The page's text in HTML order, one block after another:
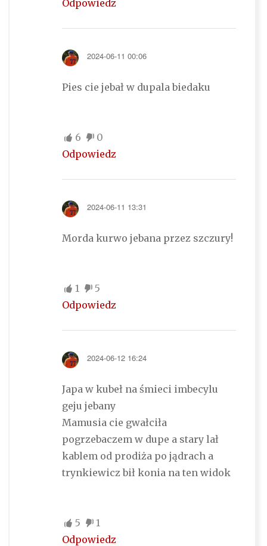
Odpowiedz
2024-06-11 00:06
Pies cie jebał w dupala biedaku
6
0
Odpowiedz
2024-06-11 13:31
Morda kurwo jebana przez szczury!
1
5
Odpowiedz
2024-06-12 16:24
Japa w kubeł na śmieci imbecylu
geju jebany
Mamusia cie gwałciła
pogrzebaczem w dupe a stary lał
kablem od prodiża po jądrach a
trynkiewicz bił konia na ten widok
5
1
Odpowiedz